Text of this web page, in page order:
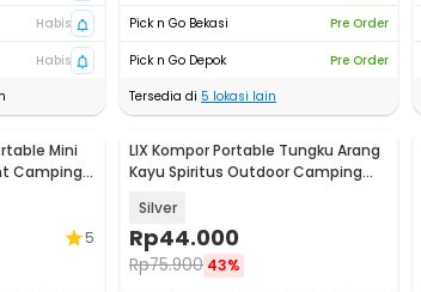
Habis
Habis
Pick n Go Bekasi
Pre Order
Pick n Go Depok
Pre Order
Tersedia di 5 lokasi lain
Mini
Camping
5
LIX Kompor Portable Tungku Arang
Kayu Spiritus Outdoor Camping
Silver
Rp44.000
Rp75.900 43%